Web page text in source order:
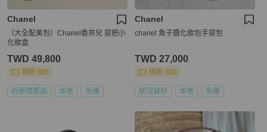
Chanel
（大全配美包）Chanel香奈兒 提把小
化妝盒
TWD 49,800
現折 800
近新閒置品 本地 免運
Chanel
chanel 魚子醬化妝包手提包
TWD 27,000
現折 800
狀況良好 本地 免運